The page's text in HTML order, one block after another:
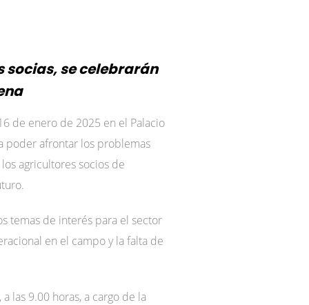
socias, se celebrarán
de enero de 2025 en el Palacio
poder afrontar los problemas
agricultores socios de
temas de interés para el sector
en el campo y la falta de
las 9.00 horas, a cargo de la